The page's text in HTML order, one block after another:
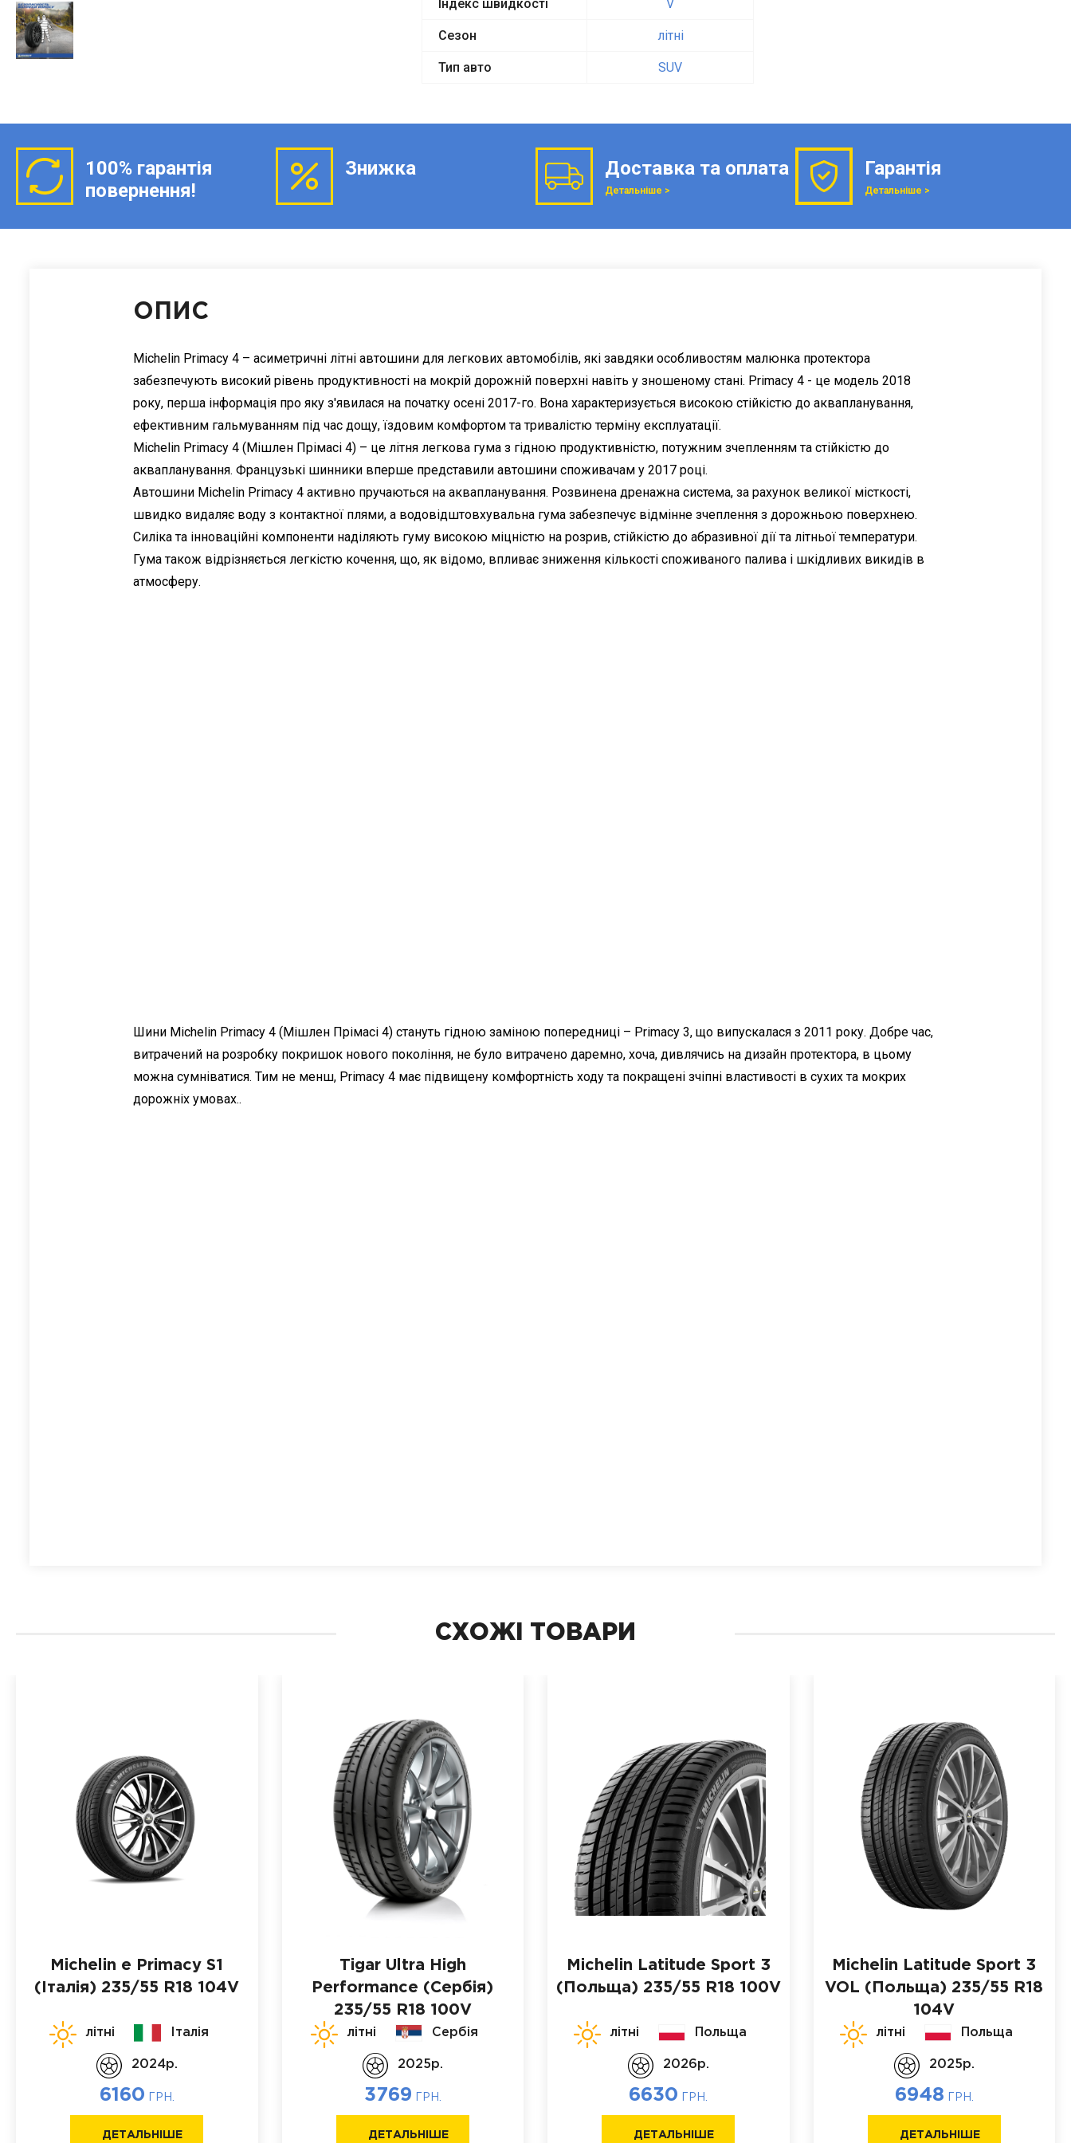
Індекс швидкості V
Сезон літні
Тип авто SUV
100% гарантія
повернення!
Знижка Доставка та оплата
Детальніше >
Гарантія
Детальніше >
ОПИС
Michelin Primacy 4 – асиметричні літні автошини для легкових автомобілів, які завдяки особливостям малюнка протектора
забезпечують високий рівень продуктивності на мокрій дорожній поверхні навіть у зношеному стані. Primacy 4 - це модель 2018
року, перша інформація про яку з'явилася на початку осені 2017-го. Вона характеризується високою стійкістю до аквапланування,
ефективним гальмуванням під час дощу, їздовим комфортом та тривалістю терміну експлуатації.
Michelin Primacy 4 (Мішлен Прімасі 4) – це літня легкова гума з гідною продуктивністю, потужним зчепленням та стійкістю до
аквапланування. Французькі шинники вперше представили автошини споживачам у 2017 році.
Автошини Michelin Primacy 4 активно пручаються на аквапланування. Розвинена дренажна система, за рахунок великої місткості,
швидко видаляє воду з контактної плями, а водовідштовхувальна гума забезпечує відмінне зчеплення з дорожньою поверхнею.
Силіка та інноваційні компоненти наділяють гуму високою міцністю на розрив, стійкістю до абразивної дії та літньої температури.
Гума також відрізняється легкістю кочення, що, як відомо, впливає зниження кількості споживаного палива і шкідливих викидів в
атмосферу.
Шини Michelin Primacy 4 (Мішлен Прімасі 4) стануть гідною заміною попередниці – Primacy 3, що випускалася з 2011 року. Добре час,
витрачений на розробку покришок нового покоління, не було витрачено даремно, хоча, дивлячись на дизайн протектора, в цьому
можна сумніватися. Тим не менш, Primacy 4 має підвищену комфортність ходу та покращені зчіпні властивості в сухих та мокрих
дорожніх умовах..
СХОЖІ ТОВАРИ
Michelin e Primacy S1
(Італія) 235/55 R18 104V
літні Італія
2024p.
6160 ГРН.
ДЕТАЛЬНІШЕ
Tigar Ultra High
Performance (Сербія)
235/55 R18 100V
літні Сербія
2025p.
3769 ГРН.
ДЕТАЛЬНІШЕ
Michelin Latitude Sport 3
(Польща) 235/55 R18 100V
літні Польща
2026p.
6630 ГРН.
ДЕТАЛЬНІШЕ
Michelin Latitude Sport 3
VOL (Польща) 235/55 R18
104V
літні Польща
2025p.
6948 ГРН.
ДЕТАЛЬНІШЕ